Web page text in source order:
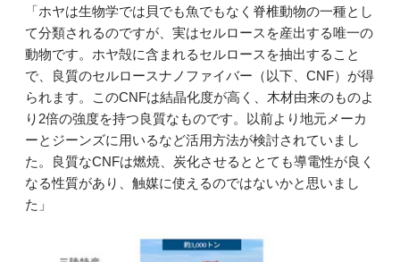
「ホヤは生物学では貝でも魚でもなく脊椎動物の一種とし
て分類されるのですが、実はセルロースを産出する唯一の
動物です。ホヤ殻に含まれるセルロースを抽出すること
で、良質のセルロースナノファイバー（以下、CNF）が得
られます。このCNFは結晶化度が高く、木材由来のものよ
り2倍の強度を持つ良質なものです。以前より地元メーカ
ーとジーンズに用いるなど活用方法が検討されていまし
た。良質なCNFは燃焼、炭化させるととても導電性が良く
なる性質があり、触媒に使えるのではないかと思いまし
た」